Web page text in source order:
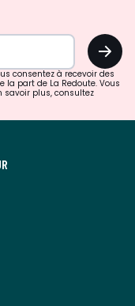
OK
consentez à recevoir des
part de La Redoute. Vous
savoir plus, consultez